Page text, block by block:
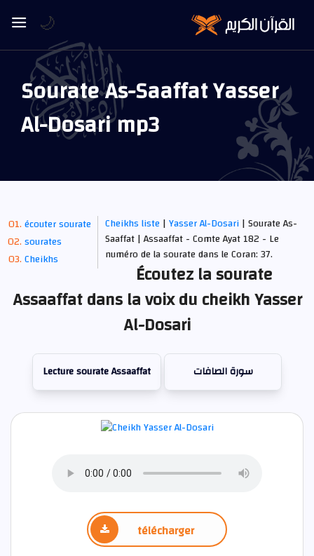
Sourate As-Saaffat Yasser
Al-Dosari mp3
écouter sourate
sourates
Cheikhs
Cheikhs liste |Yasser Al-Dosari| Sourate As-
Saaffat | Assaaffat - Comte Ayat 182 - Le
numéro de la sourate dans le Coran: 37.
Écoutez la sourate
Assaaffat dans la voix du cheikh Yasser
Al-Dosari
Lecture sourate Assaaffat سورة الصافات
télécharger
🌙